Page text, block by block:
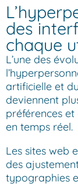
des
chaque
L’une des
artificielle et
deviennent
préférences
en temps réel.
Les sites web
des
typographies